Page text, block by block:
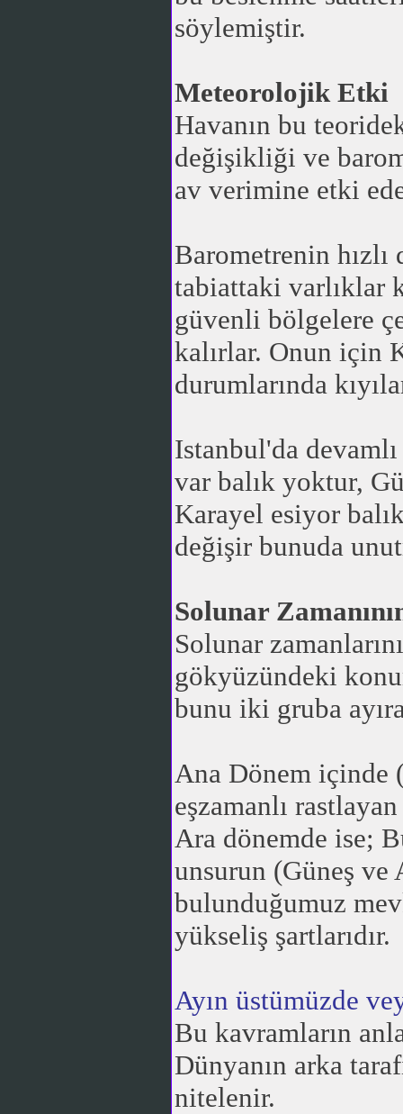
söylemiştir.
Meteorolojik Etki
Havanın bu
değişikliği ve
av verimine etki
Barometrenin hızlı
tabiattaki varlıklar
güvenli bölgelere
kalırlar. Onun için
durumlarında
Istanbul'da
var balık yoktur,
Karayel esiyor
değişir bunuda
Solunar
Solunar
gökyüzündeki
bunu iki gruba
Ana Dönem içinde
eşzamanlı
Ara dönemde ise;
unsurun (Güneş ve
bulunduğumuz
yükseliş şartlarıdır.
Ayın üstümüzde
Bu kavramların
Dünyanın arka
nitelenir.